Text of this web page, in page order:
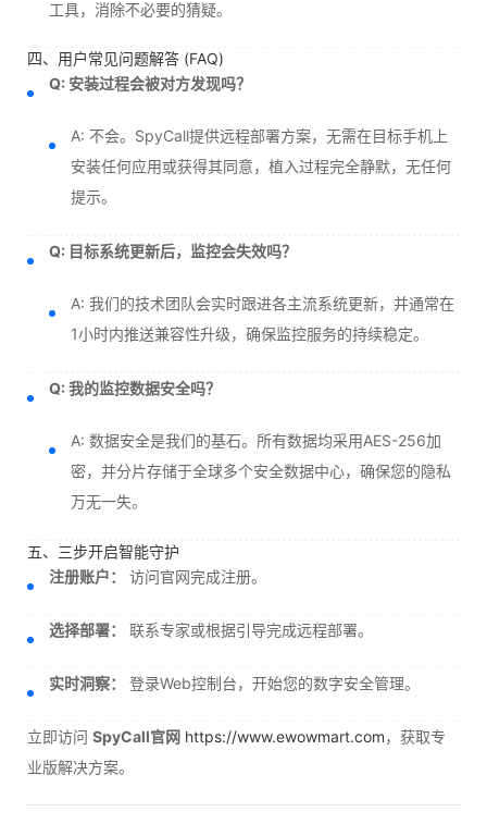
工具，消除不必要的猜疑。
四、用户常见问题解答 (FAQ)
Q: 安装过程会被对方发现吗？
A: 不会。SpyCall提供远程部署方案，无需在目标手机上
安装任何应用或获得其同意，植入过程完全静默，无任何
提示。
Q: 目标系统更新后，监控会失效吗？
A: 我们的技术团队会实时跟进各主流系统更新，并通常在
1小时内推送兼容性升级，确保监控服务的持续稳定。
Q: 我的监控数据安全吗？
A: 数据安全是我们的基石。所有数据均采用AES-256加
密，并分片存储于全球多个安全数据中心，确保您的隐私
万无一失。
五、三步开启智能守护
注册账户：
访问官网完成注册。
选择部署： 联系专家或根据引导完成远程部署。
实时洞察： 登录Web控制台，开始您的数字安全管理。
立即访问 SpyCall官网 https://www.ewowmart.com，获取专
业版解决方案。